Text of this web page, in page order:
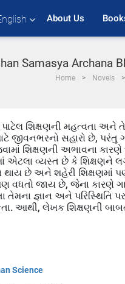
About Us
Samasya Archana
Home Novels
પાટેલ શિક્ષણની મહત્વતા
સહારો છે, પરંતુ
શિક્ષણની અભાવના કારણે
એટલા વ્યસ્ત છે કે શિક્ષણને
છે અને શહેરી શિક્ષણમાં પણ
વધતો જાય છે, જેના કારણે
જ્ઞાન અને પરિસ્થિતિ
આથી, લેખક શિક્ષણની
Science